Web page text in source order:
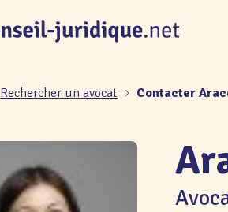
Rechercher un avocat Contacter